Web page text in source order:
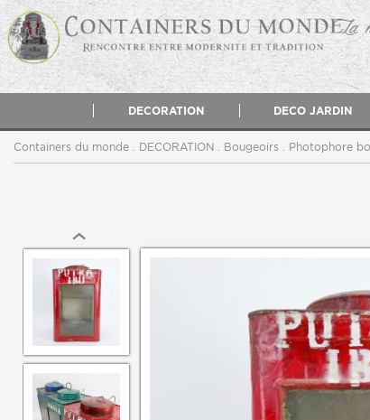
La
DECORATION DECO JARDIN
Containers du monde DECORATION Bougeoirs . Photophore